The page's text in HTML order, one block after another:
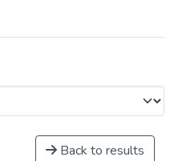
Back to results